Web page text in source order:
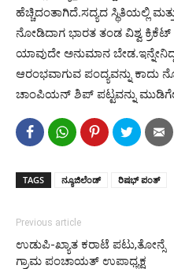
ಹೆಚ್ಚಿದಂತಾಗಿದೆ.ಸದ್ಯದ ಸ್ಥಿತಿಯಲ್ಲಿ
ನೋಡಿದಾಗ ಭಾರತ ತಂಡ ವಿಶ್ವ ಕ್ರಿಕೆಟ್
ಯಾವುದೇ ಅನುಮಾನ
ಆರಂಭವಾಗುವ ಪಂದ್ಯವನ್ನು ಕಾದು
ಚಾಂಪಿಯನ್ ಶಿಪ್ ಪಟ್ಟವನ್ನು
TAGS ನ್ಯೂಜಿಲೆಂಡ್ ರಿಷಭ್ ಪಂತ್
Previous article
ಉಡುಪಿ-ಖ್ಯಾತ ಕರಾಟೆ ಪಟು,ತೋನ್ಸೆ
ಗ್ರಾಮ ಪಂಚಾಯತ್ ಉಪಾಧ್ಯಕ್ಷ